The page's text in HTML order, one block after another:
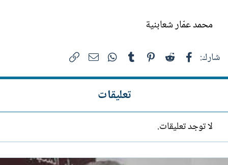
محمد عمّار شعابنية
شارك: فيسبوك Reddit
Pinterest
Tumblr
WhatsAppالبريد الإلكتروني
تعليقات
لا توجد تعليقات.